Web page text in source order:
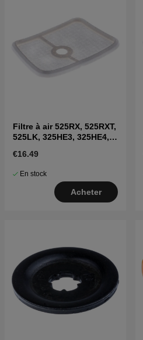
Filtre à air 525RX, 525RXT,
525LK, 325HE3, 325HE4,
€16.49
En stock
Acheter